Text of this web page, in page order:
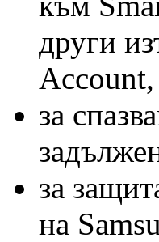
други
Account,
за
за
на